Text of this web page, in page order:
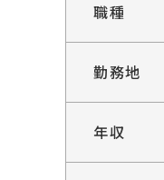
職種
勤務地
年収